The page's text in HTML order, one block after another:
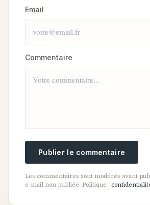
Email
Commentaire
Publier le commentaire
Les commentaires sont modérés avant
e-mail non publiée. Politique :